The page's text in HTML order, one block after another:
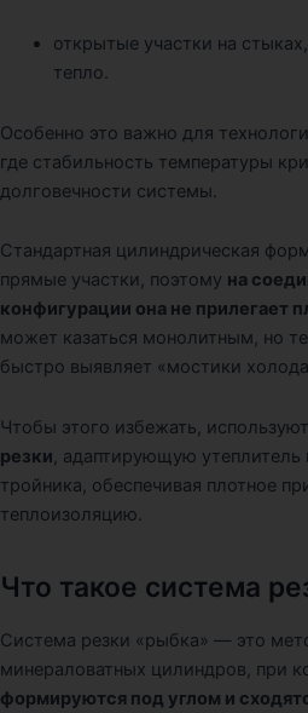
открытые участки на
тепло.
Особенно это важно для
где стабильность температуры
долговечности системы.
Стандартная цилиндрическая
прямые участки, поэтому на
конфигурации она не прилегает
может казаться монолитным, но
быстро выявляет «мостики
Чтобы этого избежать, используют
резки, адаптирующую
тройника, обеспечивая плотное
теплоизоляцию.
Что такое система
Система резки «рыбка» — это
минераловатных цилиндров, при
формируются под углом и